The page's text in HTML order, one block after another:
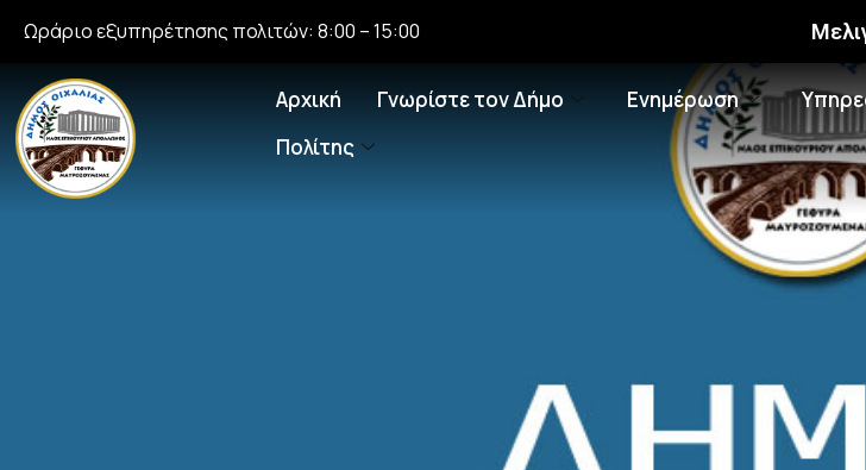
Ωράριο εξυπηρέτησης πολιτών: 8:00 – 15:00
Αρχική Γνωρίστε τον Δήμο Ενημέρωση
Πολίτης